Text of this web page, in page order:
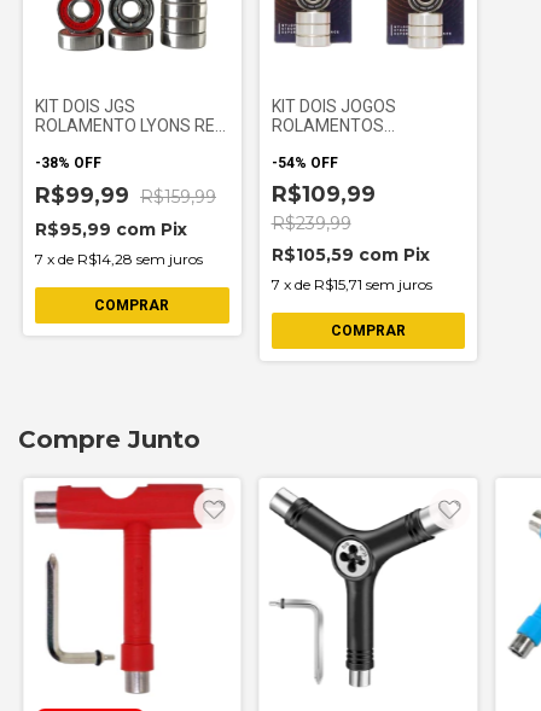
KIT DOIS JGS
ROLAMENTO LYONS RED
-38% OFF
R$99,99 R$159,99
R$95,99 com Pix
7 x de R$14,28 sem juros
KIT DOIS JOGOS
ROLAMENTOS
-54% OFF
R$109,99
R$239,99
R$105,59 com Pix
7 x de R$15,71 sem juros
Compre Junto